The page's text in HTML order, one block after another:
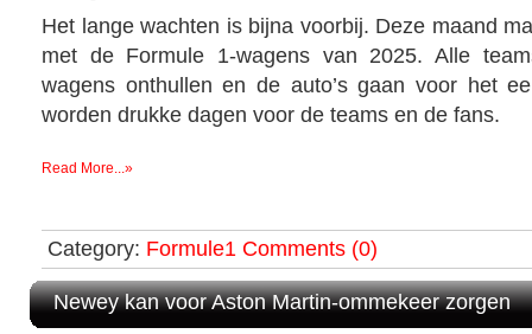
Het lange wachten is bijna voorbij. Deze maand
met de Formule 1-wagens van 2025. Alle
wagens onthullen en de auto’s gaan voor het
worden drukke dagen voor de teams en de fans.
Read More...»
Category: Formule1 Comments (0)
Newey kan voor Aston Martin-ommekeer zorgen